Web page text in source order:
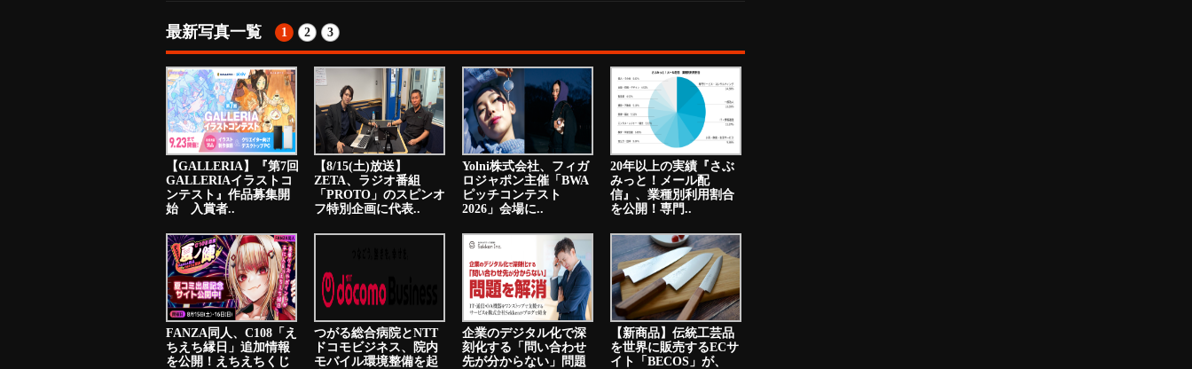
最新写真一覧 1 2 3
【GALLERIA】『第7回
GALLERIAイラストコ
ンテスト』作品募集開
始 入賞者..
【8/15(土)放送】
ZETA、ラジオ番組
「PROTO」のスピンオ
フ特別企画に代表..
Yolni株式会社、フィガ
ロジャポン主催「BWA
ピッチコンテスト
2026」会場に..
20年以上の実績『さぶ
みっと！メール配
信』、業種別利用割合
を公開！専門..
FANZA同人、C108「え
ちえち縁日」追加情報
を公開！えちえちくじ
つがる総合病院とNTT
ドコモビジネス、院内
モバイル環境整備を起
企業のデジタル化で深
刻化する「問い合わせ
先が分からない」問題
【新商品】伝統工芸品
を世界に販売するECサ
イト「BECOS」が、